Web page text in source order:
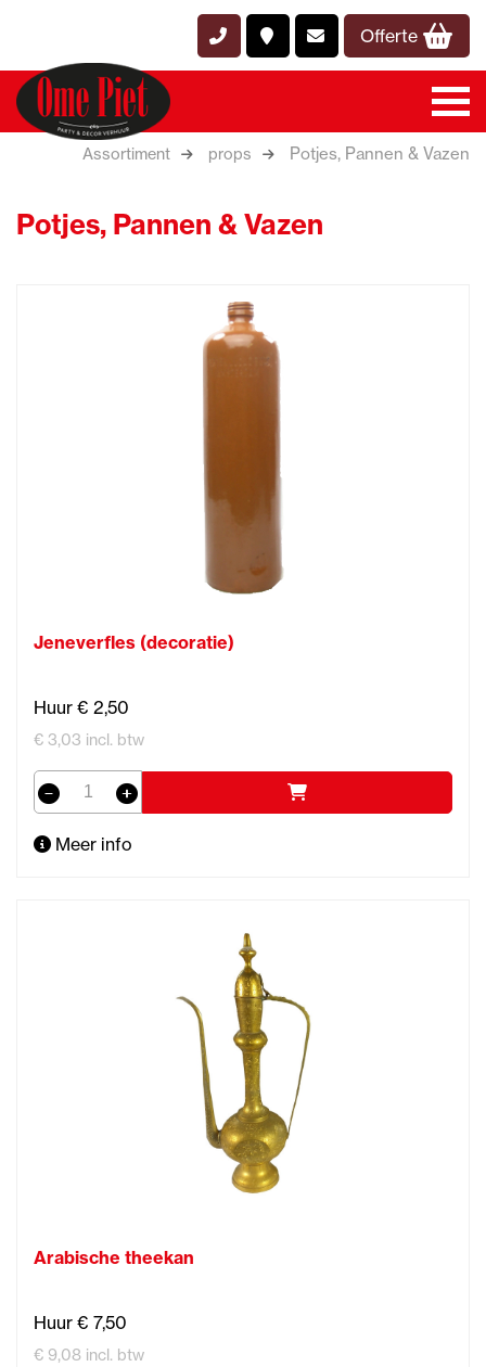
Offerte
Assortiment props Potjes, Pannen & Vazen
Potjes, Pannen & Vazen
Jeneverfles (decoratie)
Huur € 2,50
€ 3,03 incl. btw
Meer info
Arabische theekan
Huur € 7,50
€ 9,08 incl. btw